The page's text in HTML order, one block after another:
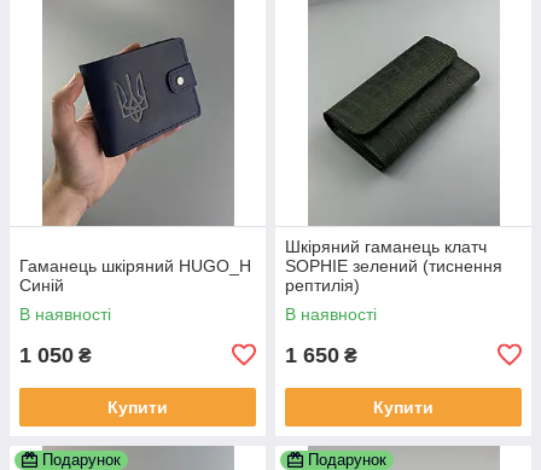
Гаманець шкіряний HUGO_H
Синій
В наявності
1 050 ₴
Купити
Шкіряний гаманець клатч
SOPHIE зелений (тиснення
рептилія)
В наявності
1 650 ₴
Купити
Подарунок Подарунок